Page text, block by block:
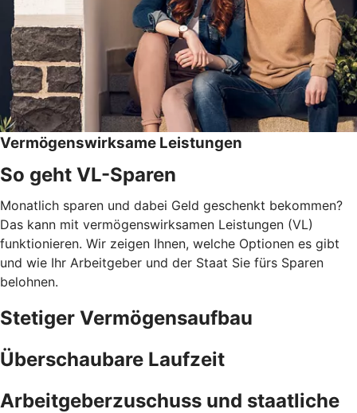
Vermögenswirksame Leistungen
So geht VL-Sparen
Monatlich sparen und dabei Geld geschenkt bekommen?
Das kann mit vermögenswirksamen Leistungen (VL)
funktionieren. Wir zeigen Ihnen, welche Optionen es gibt
und wie Ihr Arbeitgeber und der Staat Sie fürs Sparen
belohnen.
Stetiger Vermögensaufbau
Überschaubare Laufzeit
Arbeitgeberzuschuss und staatliche